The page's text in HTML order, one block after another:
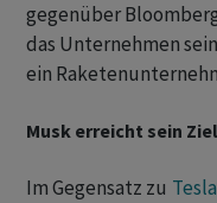
gegenüber
das Unternehmen
ein
Musk erreicht sein Ziel
Im Gegensatz zu Tesla